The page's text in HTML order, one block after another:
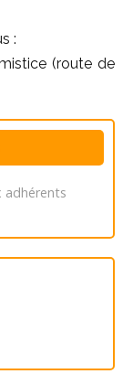
:
(route de
adhérents